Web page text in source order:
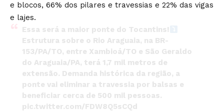
e blocos, 66% dos pilares e travessias e 22% das vigas
e lajes.
Essa será a maior ponte do Tocantins!
Estrutura sobre o Rio Araguaia, na BR-
153/PA/TO, entre Xambioá/TO e São Geraldo
do Araguaia/PA, terá 1,7 mil metros de
extensão. Demanda histórica da região, a
ponte vai eliminar a travessia por balsas e
beneficiar cerca de 500 mil pessoas.
pic.twitter.com/FDW8Q5sCQd